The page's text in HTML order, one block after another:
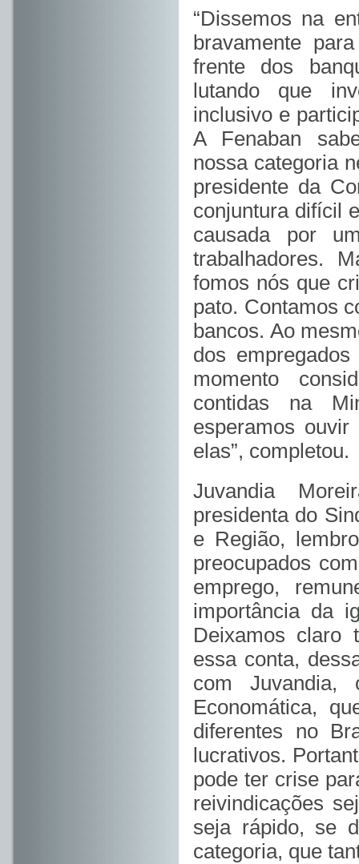
“Dissemos na
bravamente
frente dos
lutando que
inclusivo e
A Fenaban
nossa categoria
presidente da
conjuntura difícil
causada por
trabalhadores.
fomos nós que
pato. Contamos
bancos. Ao
dos
momento
contidas na
esperamos
elas”, completou.
Juvandia
presidenta do
e Região,
preocupados
emprego,
importância da
Deixamos claro
essa conta,
com Juvandia,
Economática,
diferentes no
lucrativos.
pode ter crise
reivindicações
seja rápido, se
categoria, que